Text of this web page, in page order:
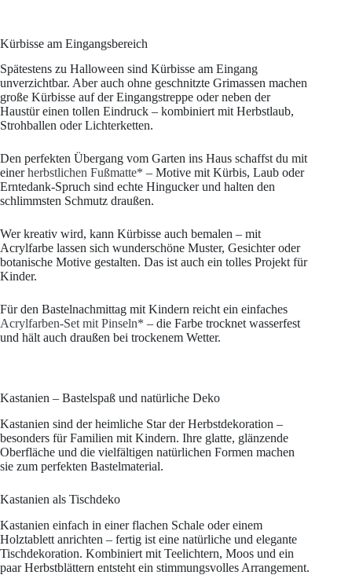
Kürbisse am Eingangsbereich
Spätestens zu Halloween sind Kürbisse am Eingang
unverzichtbar. Aber auch ohne geschnitzte Grimassen machen
große Kürbisse auf der Eingangstreppe oder neben der
Haustür einen tollen Eindruck – kombiniert mit Herbstlaub,
Strohballen oder Lichterketten.
Den perfekten Übergang vom Garten ins Haus schaffst du mit
einerherbstlichen Fußmatte* – Motive mit Kürbis, Laub oder
Erntedank-Spruch sind echte Hingucker und halten den
schlimmsten Schmutz draußen.
Wer kreativ wird, kann Kürbisse auch bemalen – mit
Acrylfarbe lassen sich wunderschöne Muster, Gesichter oder
botanische Motive gestalten. Das ist auch ein tolles Projekt für
Kinder.
Für den Bastelnachmittag mit Kindern reicht ein einfaches
Acrylfarben-Set mit Pinseln* – die Farbe trocknet wasserfest
und hält auch draußen bei trockenem Wetter.
Kastanien – Bastelspaß und natürliche Deko
Kastanien sind der heimliche Star der Herbstdekoration –
besonders für Familien mit Kindern. Ihre glatte, glänzende
Oberfläche und die vielfältigen natürlichen Formen machen
sie zum perfekten Bastelmaterial.
Kastanien als Tischdeko
Kastanien einfach in einer flachen Schale oder einem
Holztablett anrichten – fertig ist eine natürliche und elegante
Tischdekoration. Kombiniert mit Teelichtern, Moos und ein
paar Herbstblättern entsteht ein stimmungsvolles Arrangement.